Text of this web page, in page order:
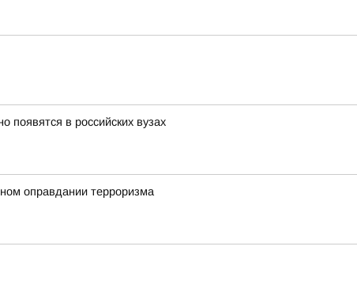
в российских вузах
оправдании терроризма